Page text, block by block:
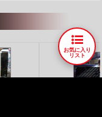
お気に入り
リスト